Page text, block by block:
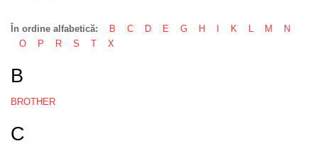
În ordine alfabetică: B C D E G H K L M
N
O
P R S T X
B
BROTHER
C